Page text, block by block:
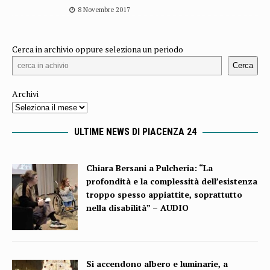
8 Novembre 2017
Cerca in archivio oppure seleziona un periodo
Cerca
Archivi
ULTIME NEWS DI PIACENZA 24
Chiara Bersani a Pulcheria: “La
profondità e la complessità dell’esistenza
troppo spesso appiattite, soprattutto
nella disabilità” – AUDIO
Si accendono albero e luminarie, a